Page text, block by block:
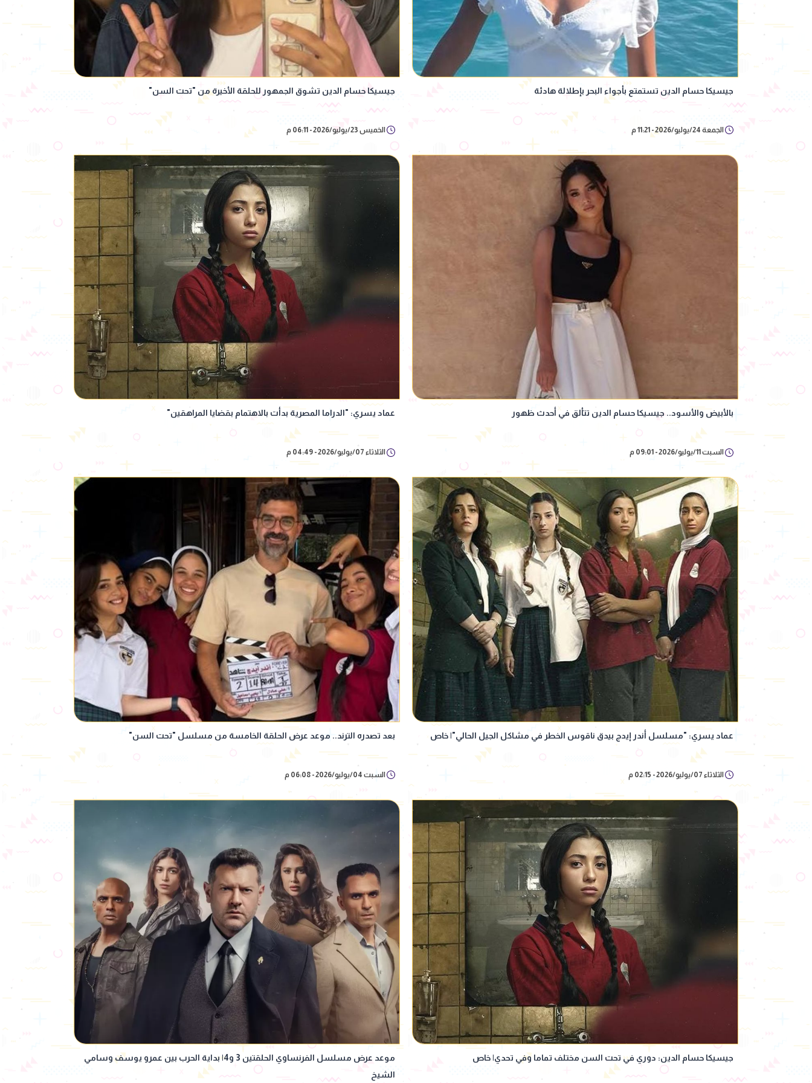
جيسيكا حسام الدين تستمتع بأجواء البحر بإطلالة هادئة
الجمعة 24/يوليو/2026 - 11:21 م
جيسيكا حسام الدين تشوق الجمهور للحلقة الأخيرة من "تحت السن"
الخميس 23/يوليو/2026 - 06:11 م
بالأبيض والأسود.. جيسيكا حسام الدين تتألق في أحدث ظهور
السبت 11/يوليو/2026 - 09:01 م
عماد يسري: "الدراما المصرية بدأت بالاهتمام بقضايا المراهقين"
الثلاثاء 07/يوليو/2026 - 04:49 م
عماد يسري: "مسلسل أندر إيدج بيدق ناقوس الخطر في مشاكل الجيل الحالي"| خاص
الثلاثاء 07/يوليو/2026 - 02:15 م
بعد تصدره الترند.. موعد عرض الحلقة الخامسة من مسلسل "تحت السن"
السبت 04/يوليو/2026 - 06:08 م
جيسيكا حسام الدين: دوري في تحت السن مختلف تماما وفي تحدي| خاص
موعد عرض مسلسل الفرنساوي الحلقتين 3 و4| بداية الحرب بين عمرو يوسف وسامي
الشيخ